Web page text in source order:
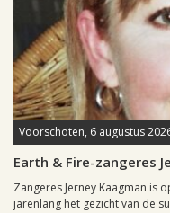
Voorschoten, 6 augustus
Earth & Fire-zangeres
Zangeres Jerney Kaagman is
jarenlang het gezicht van de